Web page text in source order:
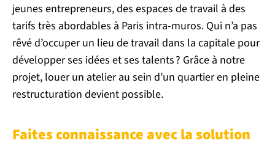
jeunes entrepreneurs, des espaces de travail à des
tarifs très abordables à Paris intra-muros. Qui n’a pas
rêvé d’occuper un lieu de travail dans la capitale pour
développer ses idées et ses talents ? Grâce à notre
projet, louer un atelier au sein d’un quartier en pleine
restructuration devient possible.
Faites connaissance avec la solution